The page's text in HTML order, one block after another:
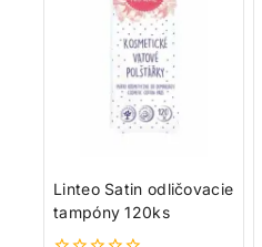
Linteo Satin odličovacie
tampóny 120ks